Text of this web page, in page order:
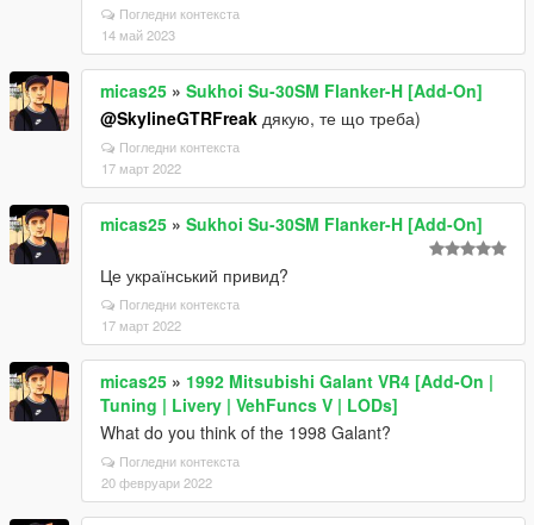
Погледни контекста
14 май 2023
micas25 » Sukhoi Su-30SM Flanker-H [Add-On]
@SkylineGTRFreak дякую, те що треба)
Погледни контекста
17 март 2022
micas25 » Sukhoi Su-30SM Flanker-H [Add-On]
Це український привид?
Погледни контекста
17 март 2022
micas25 » 1992 Mitsubishi Galant VR4 [Add-On |
Tuning | Livery | VehFuncs V | LODs]
What do you think of the 1998 Galant?
Погледни контекста
20 февруари 2022